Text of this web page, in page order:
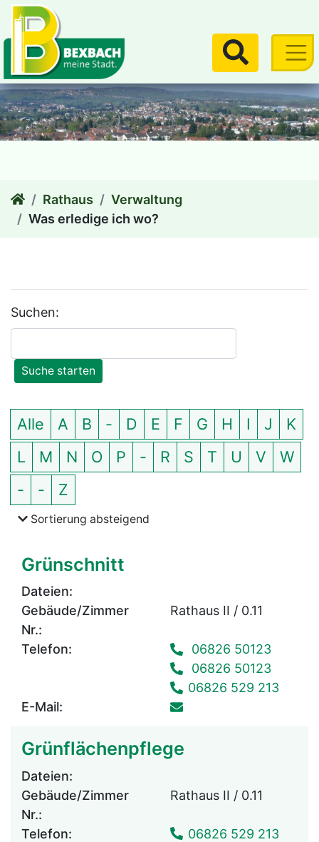
zum Inhalt
Suchen
Rathaus
Verwaltung
Was erledige ich wo?
Suchen:
Alle Einträge zeigen
A B - D E F G H I J
K
L
M N O P - R S T U V
W
-
- Z
Sortierungder Themen nach Anfangsbuchstabe
absteigend
Grünschnitt
Dateien:
Gebäude/Zimmer
Nr.:
Rathaus II / 0.11
Telefon:
06826 50123
06826 50123
06826 529 213
E-Mail:
Grünflächenpflege
Dateien:
Gebäude/Zimmer
Nr.:
Rathaus II / 0.11
Telefon:
06826 529 213